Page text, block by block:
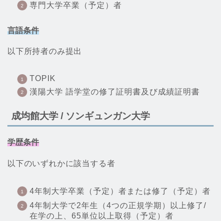
専門大学卒業（予定）者
言語条件
以下所持者のみ提出
TOPIK
漢陽大学 語学堂の修了証明書及び成績証明書
成均館大学 / ソンギュンガン大学
学歴条件
以下のいずれかに該当する者
4年制大学卒業（予定）者または修了（予定）者
4年制大学で2年生（4つの正規学期）以上修了/
在学の上、65単位以上取得（予定）者